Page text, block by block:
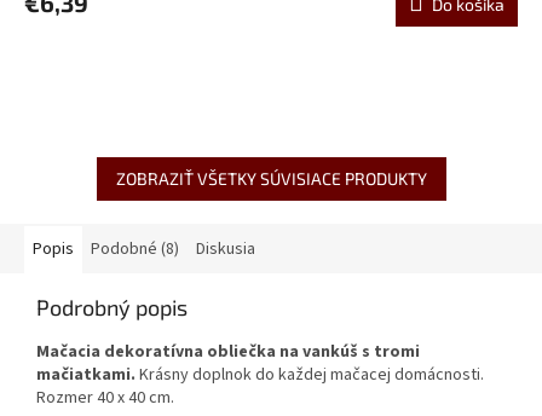
Do košíka
ZOBRAZIŤ VŠETKY SÚVISIACE PRODUKTY
Popis Podobné (8) Diskusia
Podrobný popis
Mačacia dekoratívna obliečka na vankúš s tromi
mačiatkami. Krásny doplnok do každej mačacej domácnosti.
Rozmer 40 x 40 cm.